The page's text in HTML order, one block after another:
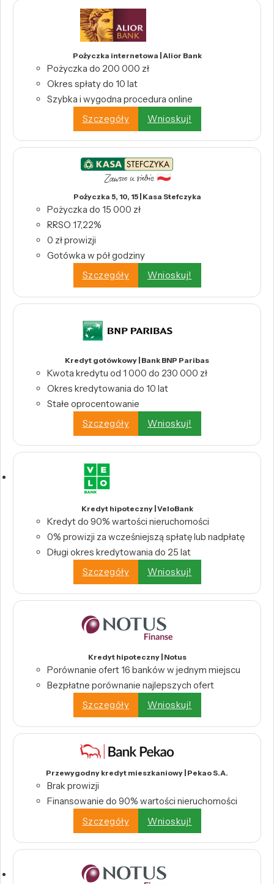
Pożyczka internetowa | Alior Bank
Pożyczka do 200 000 zł
Okres spłaty do 10 lat
Szybka i wygodna procedura online
Szczegóły
Wnioskuj!
Pożyczka 5, 10, 15 | Kasa Stefczyka
Pożyczka do 15 000 zł
RRSO 17,22%
0 zł prowizji
Gotówka w pół godziny
Szczegóły
Wnioskuj!
Kredyt gotówkowy | Bank BNP Paribas
Kwota kredytu od 1 000 do 230 000 zł
Okres kredytowania do 10 lat
Stałe oprocentowanie
Szczegóły
Wnioskuj!
Kredyt hipoteczny | VeloBank
Kredyt do 90% wartości nieruchomości
0% prowizji za wcześniejszą spłatę lub nadpłatę
Długi okres kredytowania do 25 lat
Szczegóły
Wnioskuj!
Kredyt hipoteczny | Notus
Porównanie ofert 16 banków w jednym miejscu
Bezpłatne porównanie najlepszych ofert
Szczegóły
Wnioskuj!
Przewygodny kredyt mieszkaniowy | Pekao S.A.
Brak prowizji
Finansowanie do 90% wartości nieruchomości
Szczegóły
Wnioskuj!